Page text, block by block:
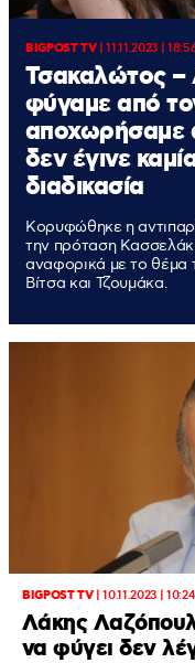
BIGPOST TV|11.11.2023 |
Τσακαλώτος –
φύγαμε από
αποχωρήσαμε
δεν έγινε
διαδικασία
Κορυφώθηκε η
την πρόταση
αναφορικά με το θέμα
Βίτσα και Τζουμάκα.
BIGPOST TV|10.11.2023 | 10:24
Λάκης
να φύγει δεν